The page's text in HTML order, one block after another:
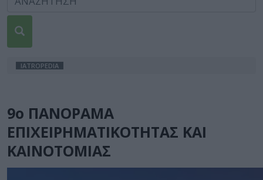
IATROPEDIA
9ο ΠΑΝΟΡΑΜΑ
ΕΠΙΧΕΙΡΗΜΑΤΙΚΟΤΗΤΑΣ ΚΑΙ
ΚΑΙΝΟΤΟΜΙΑΣ